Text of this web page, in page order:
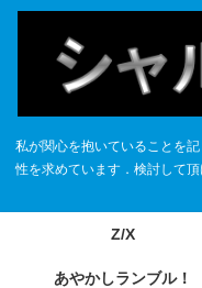
私が関心を抱いていることを
性を求めています．検討して
Z/X
あやかしランブル！